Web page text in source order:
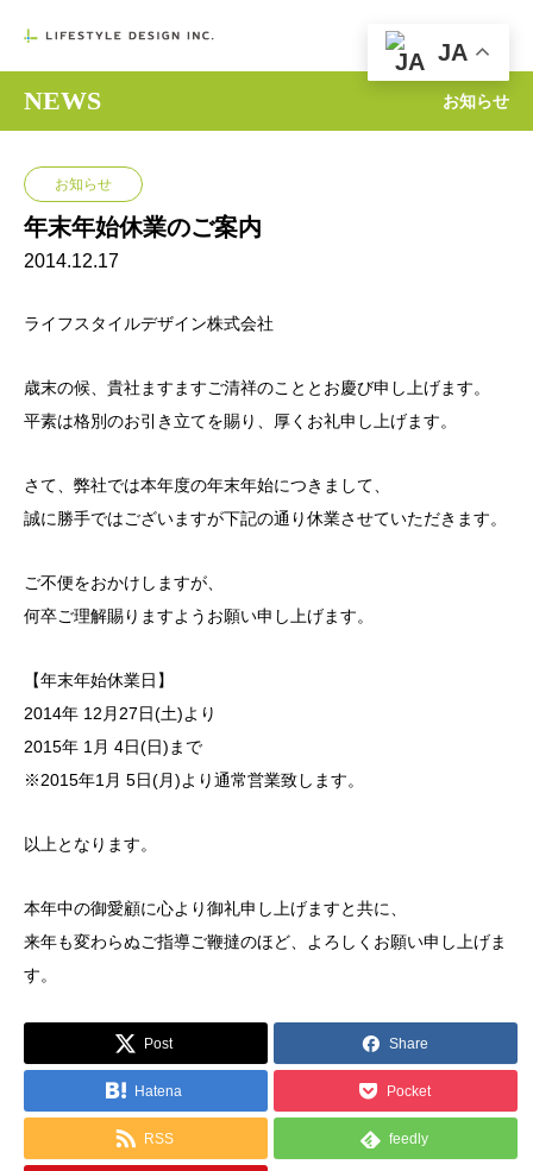
NEWS お知らせ
お知らせ
年末年始休業のご案内
2014.12.17
ライフスタイルデザイン株式会社
歳末の候、貴社ますますご清祥のこととお慶び申し上げます。
平素は格別のお引き立てを賜り、厚くお礼申し上げます。
さて、弊社では本年度の年末年始につきまして、
誠に勝手ではございますが下記の通り休業させていただきます。
ご不便をおかけしますが、
何卒ご理解賜りますようお願い申し上げます。
【年末年始休業日】
2014年 12月27日(土)より
2015年 1月 4日(日)まで
※2015年1月 5日(月)より通常営業致します。
以上となります。
本年中の御愛顧に心より御礼申し上げますと共に、
来年も変わらぬご指導ご鞭撻のほど、よろしくお願い申し上げま
す。
Post Share
Hatena Pocket
RSS feedly
JA